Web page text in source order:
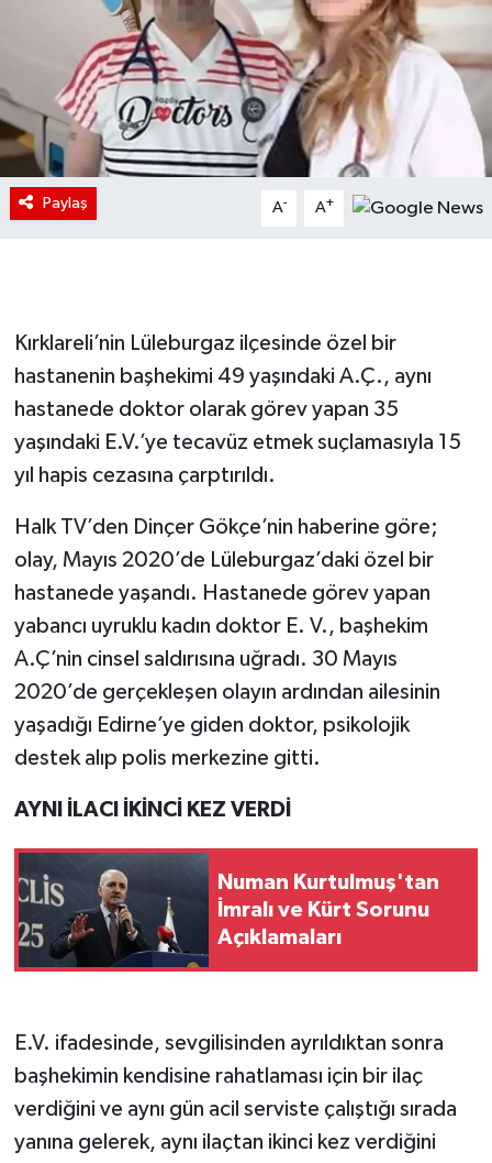
Paylaş A- A+
Kırklareli’nin Lüleburgaz ilçesinde özel bir
hastanenin başhekimi 49 yaşındaki A.Ç., aynı
hastanede doktor olarak görev yapan 35
yaşındaki E.V.’ye tecavüz etmek suçlamasıyla 15
yıl hapis cezasına çarptırıldı.
Halk TV’den Dinçer Gökçe’nin haberine göre;
olay, Mayıs 2020’de Lüleburgaz’daki özel bir
hastanede yaşandı. Hastanede görev yapan
yabancı uyruklu kadın doktor E. V., başhekim
A.Ç’nin cinsel saldırısına uğradı. 30 Mayıs
2020’de gerçekleşen olayın ardından ailesinin
yaşadığı Edirne’ye giden doktor, psikolojik
destek alıp polis merkezine gitti.
AYNI İLACI İKİNCİ KEZ VERDİ
Numan Kurtulmuş'tan
İmralı ve Kürt Sorunu
Açıklamaları
E.V. ifadesinde, sevgilisinden ayrıldıktan sonra
başhekimin kendisine rahatlaması için bir ilaç
verdiğini ve aynı gün acil serviste çalıştığı sırada
yanına gelerek, aynı ilaçtan ikinci kez verdiğini